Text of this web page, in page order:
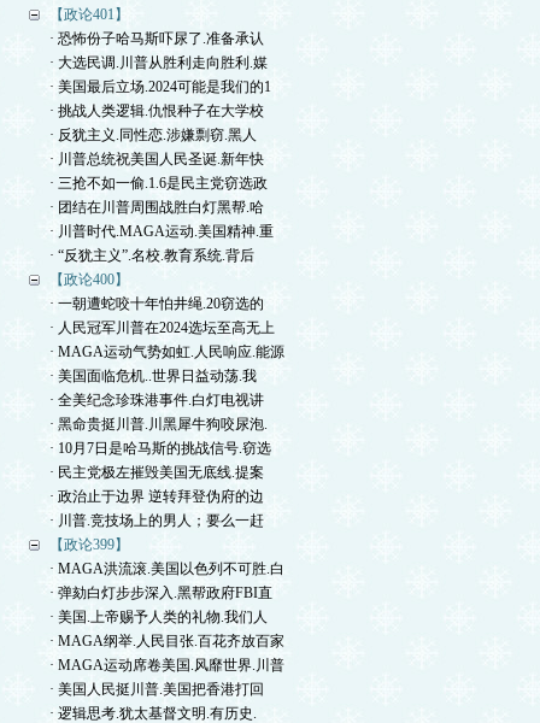
【政论401】
· 恐怖份子哈马斯吓尿了.准备承认
· 大选民调.川普从胜利走向胜利.媒
· 美国最后立场.2024可能是我们的1
· 挑战人类逻辑.仇恨种子在大学校
· 反犹主义.同性恋.涉嫌剽窃.黑人
· 川普总统祝美国人民圣诞.新年快
· 三抢不如一偷.1.6是民主党窃选政
· 团结在川普周围战胜白灯黑帮.哈
· 川普时代.MAGA运动.美国精神.重
· “反犹主义”.名校.教育系统.背后
【政论400】
· 一朝遭蛇咬十年怕井绳.20窃选的
· 人民冠军川普在2024选坛至高无上
· MAGA运动气势如虹.人民响应.能源
· 美国面临危机..世界日益动荡.我
· 全美纪念珍珠港事件.白灯电视讲
· 黑命贵挺川普.川黑犀牛狗咬尿泡.
· 10月7日是哈马斯的挑战信号.窃选
· 民主党极左摧毁美国无底线.提案
· 政治止于边界 逆转拜登伪府的边
· 川普.竞技场上的男人；要么一赶
【政论399】
· MAGA洪流滚.美国以色列不可胜.白
· 弹劾白灯步步深入.黑帮政府FBI直
· 美国.上帝赐予人类的礼物.我们人
· MAGA纲举.人民目张.百花齐放百家
· MAGA运动席卷美国.风靡世界.川普
· 美国人民挺川普.美国把香港打回
· 逻辑思考.犹太基督文明.有历史.